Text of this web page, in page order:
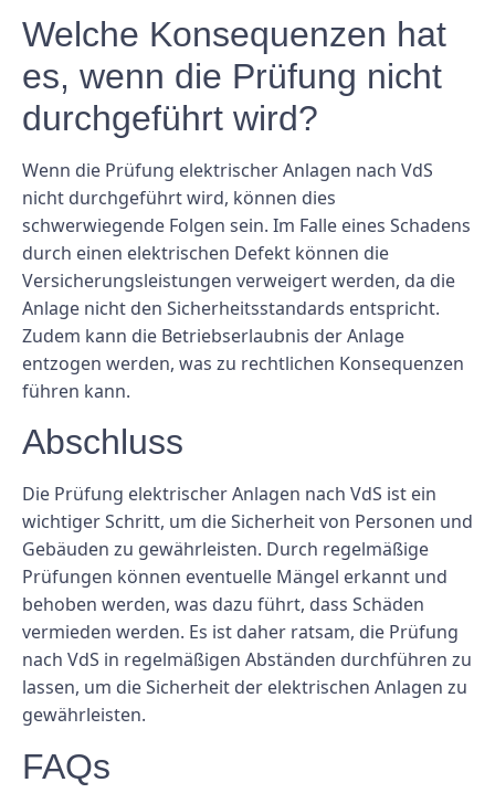
Welche Konsequenzen hat
es, wenn die Prüfung nicht
durchgeführt wird?
Wenn die Prüfung elektrischer Anlagen nach VdS ​​
nicht durchgeführt wird, können dies
schwerwiegende Folgen sein. Im Falle eines Schadens
durch einen elektrischen Defekt können die
Versicherungsleistungen verweigert werden, da die
Anlage nicht den Sicherheitsstandards entspricht.
Zudem kann die Betriebserlaubnis der Anlage
entzogen werden, was zu rechtlichen Konsequenzen
führen kann.
Abschluss
Die Prüfung elektrischer Anlagen nach VdS ​​ist ein
wichtiger Schritt, um die Sicherheit von Personen und
Gebäuden zu gewährleisten. Durch regelmäßige
Prüfungen können eventuelle Mängel erkannt und
behoben werden, was dazu führt, dass Schäden
vermieden werden. Es ist daher ratsam, die Prüfung
nach VdS ​​in regelmäßigen Abständen durchführen zu
lassen, um die Sicherheit der elektrischen Anlagen zu
gewährleisten.
FAQs